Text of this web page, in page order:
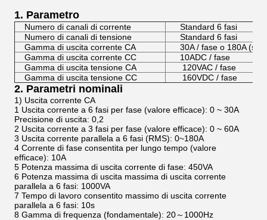
1. Parametro
Numero di canali di corrente
Standard 6 fasi
Numero di canali di tensione
Standard 6 fasi
Gamma di uscita corrente CA
30A / fase o 180A (sei)
Gamma di uscita corrente CC
10ADC / fase
Gamma di uscita tensione CA
120VAC / fase
Gamma di uscita tensione CC
160VDC / fase
2. Parametri nominali
1) Uscita corrente CA
1 Uscita corrente a 6 fasi per fase (valore efficace): 0 ~ 30A
Precisione di uscita: 0,2
2 Uscita corrente a 3 fasi per fase (valore efficace): 0 ~ 60A
3 Uscita corrente parallela a 6 fasi (RMS): 0~180A
4 Corrente di fase consentita per lungo tempo (valore
efficace): 10A
5 Potenza massima di uscita corrente di fase: 450VA
6 Potenza massima di uscita massima di uscita corrente
parallela a 6 fasi: 1000VA
7 Tempo di lavoro consentito massimo di uscita corrente
parallela a 6 fasi: 10s
8 Gamma di frequenza (fondamentale): 20～1000Hz